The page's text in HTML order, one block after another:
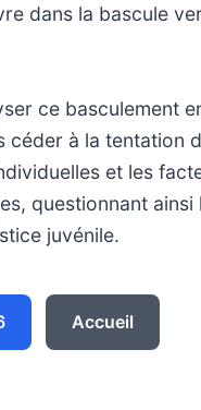
dans la bascule
ce basculement
à la tentation
et les
questionnant
juvénile.
Accueil